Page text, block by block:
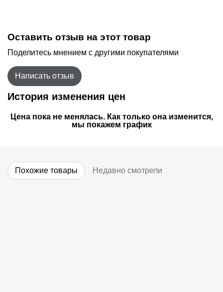
Оставить отзыв на этот товар
Поделитесь мнением с другими покупателями
Написать отзыв
История изменения цен
Цена пока не менялась. Как только она изменится,
мы покажем график
Похожие товары Недавно смотрели